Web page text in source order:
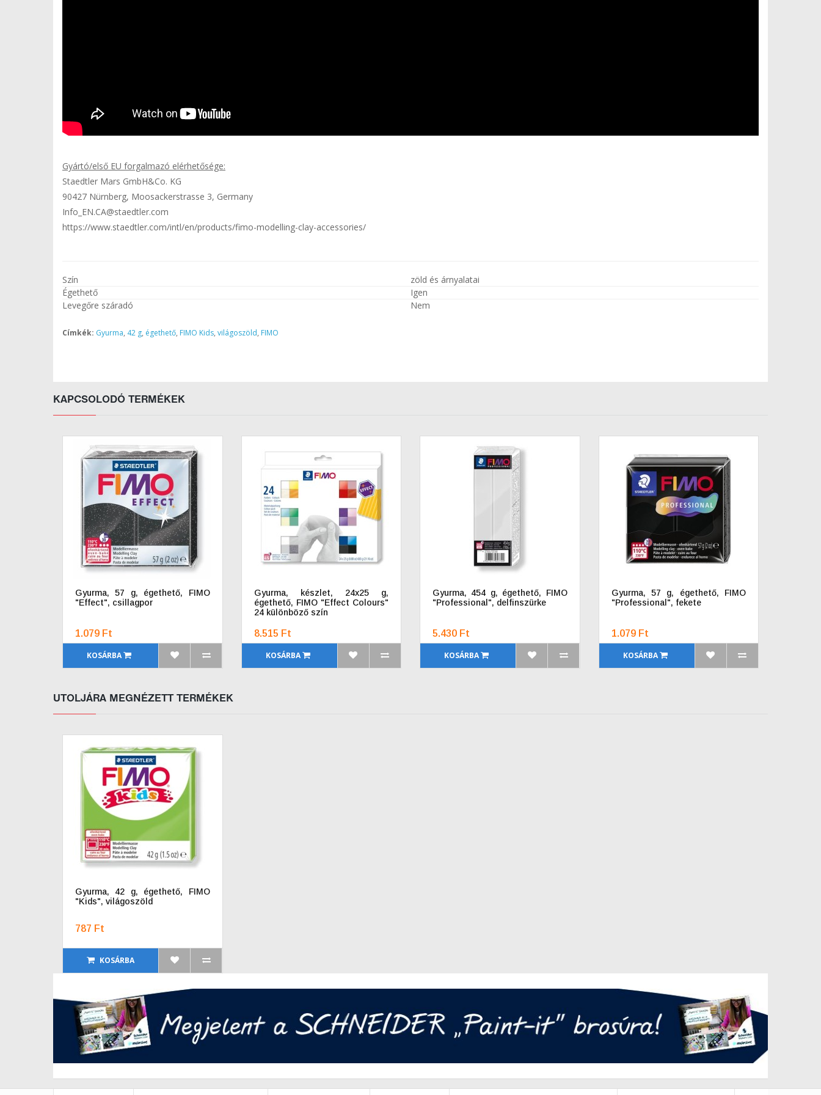
Gyártó/első EU forgalmazó elérhetősége:
Staedtler Mars GmbH&Co. KG
90427 Nürnberg, Moosackerstrasse 3, Germany
Info_EN.CA@staedtler.com
https://www.staedtler.com/intl/en/products/fimo-modelling-clay-accessories/
Szín
zöld és árnyalatai
Égethető
Igen
Levegőre száradó
Nem
Címkék: Gyurma, 42 g, égethető, FIMO Kids, világoszöld, FIMO
KAPCSOLODÓ TERMÉKEK
Gyurma, 57 g, égethető, FIMO
"Effect", csillagpor
1.079 Ft
KOSÁRBA
Gyurma, készlet, 24x25 g,
égethető, FIMO "Effect Colours"
24 különböző szín
8.515 Ft
KOSÁRBA
Gyurma, 454 g, égethető, FIMO
"Professional", delfinszürke
5.430 Ft
KOSÁRBA
Gyurma, 57 g, égethető, FIMO
"Professional", fekete
1.079 Ft
KOSÁRBA
UTOLJÁRA MEGNÉZETT TERMÉKEK
Gyurma, 42 g, égethető, FIMO
"Kids", világoszöld
787 Ft
KOSÁRBA